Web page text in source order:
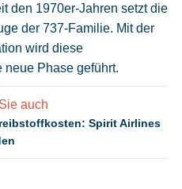
den 1970er-Jahren setzt die
der 737-Familie. Mit der
wird diese
Phase geführt.
auch
Spirit Airlines